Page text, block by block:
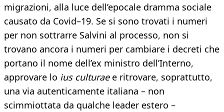
migrazioni, alla luce dell’epocale dramma sociale
causato da Covid–19. Se si sono trovati i numeri
per non sottrarre Salvini al processo, non si
trovano ancora i numeri per cambiare i decreti che
portano il nome dell’ex ministro dell’Interno,
approvare lo ius culturaee ritrovare, soprattutto,
una via autenticamente italiana – non
scimmiottata da qualche leader estero –